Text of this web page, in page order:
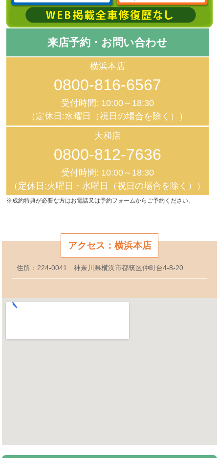
来店予約・お問い合わせ
横浜本店
0800-816-6567
受付時間: 10:00～18:30
（定休日:水曜日（祝日の場合を除く））
大和店
0800-812-7636
受付時間: 10:00～18:30
（定休日:火曜日・水曜日（祝日の場合を除く））
※成約特典が必要な方はお電話又は予約フォームからご予約ください。
アクセス：横浜本店
住所：224-0041 神奈川県横浜市都筑区仲町台4-8-20